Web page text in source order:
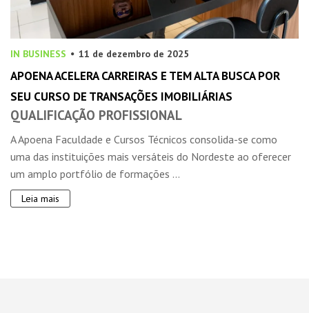
IN BUSINESS 11 de dezembro de 2025
APOENA ACELERA CARREIRAS E TEM ALTA BUSCA POR
SEU CURSO DE TRANSAÇÕES IMOBILIÁRIAS
QUALIFICAÇÃO PROFISSIONAL
A Apoena Faculdade e Cursos Técnicos consolida-se como
uma das instituições mais versáteis do Nordeste ao oferecer
um amplo portfólio de formações ...
Leia mais